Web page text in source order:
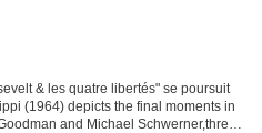
& les quatre libertés" se poursuit
(1964) depicts the final moments in
and Michael Schwerner,three